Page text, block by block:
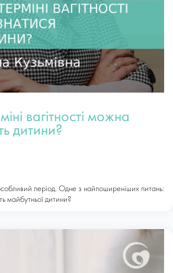
вагітності можна
дитини?
період. Одне з найпоширеніших питань:
майбутньої дитини?